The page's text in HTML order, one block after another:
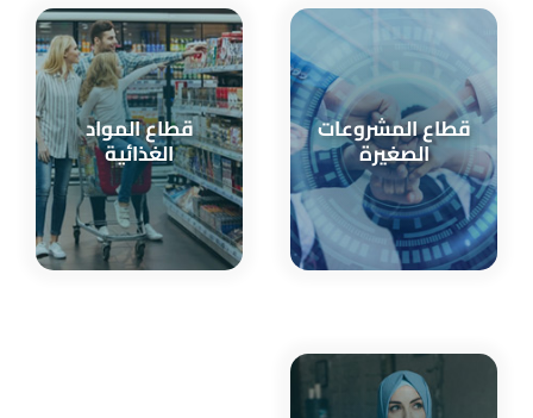
قطاع المشروعات
الصغيرة
قطاع المواد
الغذائية